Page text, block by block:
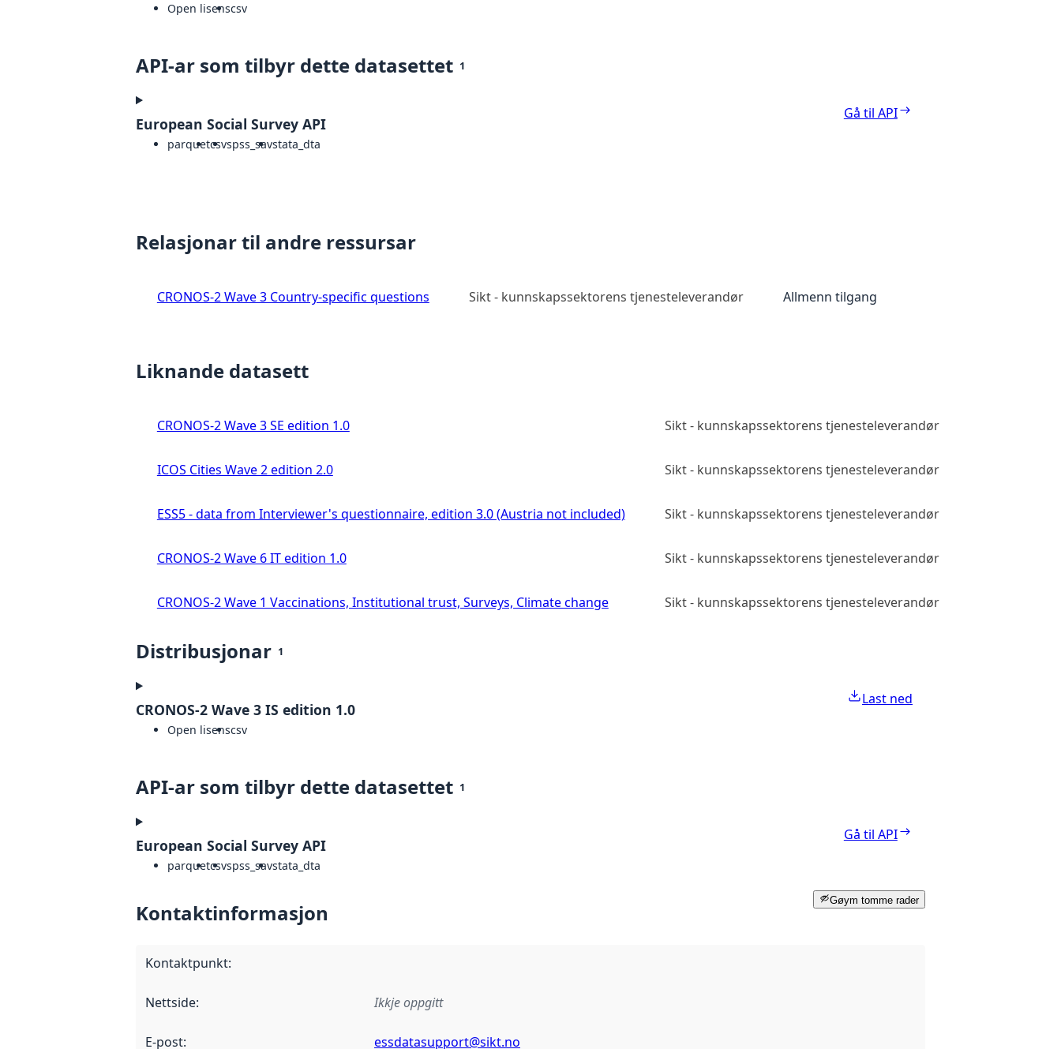
Open lisenscsv
API-ar som tilbyr dette datasettet 1
European Social Survey API
parquetcsvspss_savstata_dta
Gå til API
Relasjonar til andre ressursar
CRONOS-2 Wave 3 Country-specific questions Sikt - kunnskapssektorens tjenesteleverandør Allmenn tilgang
Liknande datasett
CRONOS-2 Wave 3 SE edition 1.0 Sikt - kunnskapssektorens tjenesteleverandør
ICOS Cities Wave 2 edition 2.0 Sikt - kunnskapssektorens tjenesteleverandør
ESS5 - data from Interviewer's questionnaire, edition 3.0 (Austria not included) Sikt - kunnskapssektorens tjenesteleverandør
CRONOS-2 Wave 6 IT edition 1.0 Sikt - kunnskapssektorens tjenesteleverandør
CRONOS-2 Wave 1 Vaccinations, Institutional trust, Surveys, Climate change Sikt - kunnskapssektorens tjenesteleverandør
Distribusjonar 1
CRONOS-2 Wave 3 IS edition 1.0
Open lisenscsv
Last ned
API-ar som tilbyr dette datasettet 1
European Social Survey API
parquetcsvspss_savstata_dta
Gå til API
Gøym tomme rader
Kontaktinformasjon
Kontaktpunkt:
Nettside: Ikkje oppgitt
E-post: essdatasupport@sikt.no